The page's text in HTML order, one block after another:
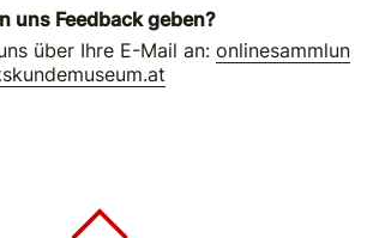
uns Feedback geben?
über Ihre E-Mail an:onlinesammlun